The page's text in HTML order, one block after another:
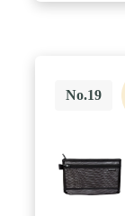
も、メッセ
可能のウェ
が楽々です
126cmの調
バッグ、ハ
みのスタイ
できる長さ
用できます
の防水テス
No.19